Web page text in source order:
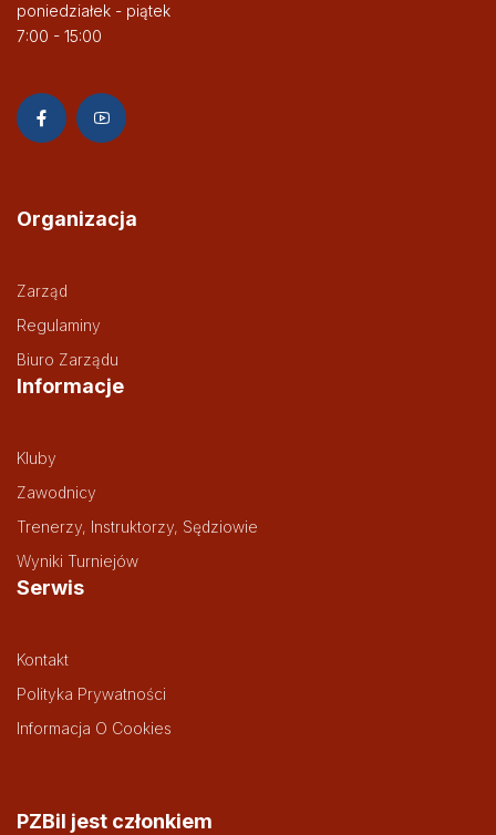
poniedziałek - piątek
7:00 - 15:00
Organizacja
Zarząd
Regulaminy
Biuro Zarządu
Informacje
Kluby
Zawodnicy
Trenerzy, Instruktorzy, Sędziowie
Wyniki Turniejów
Serwis
Kontakt
Polityka Prywatności
Informacja O Cookies
PZBil jest członkiem